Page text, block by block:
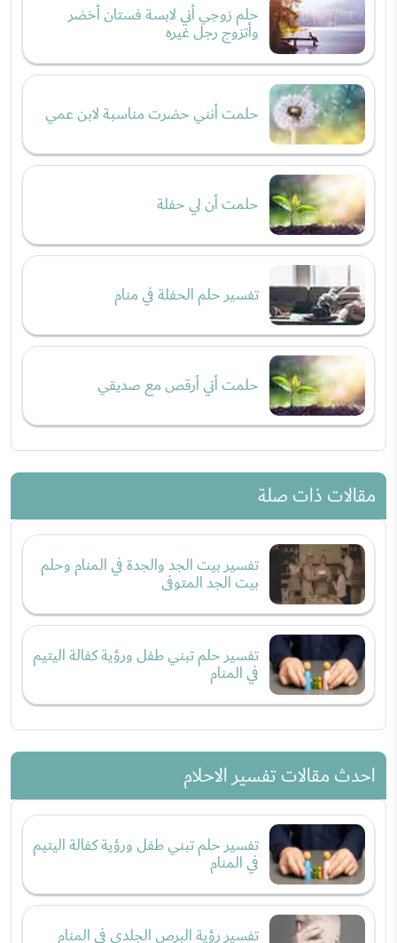
حلم زوجي أني لابسة فستان أخضر
وأتزوج رجل غيره
حلمت أنني حضرت مناسبة لابن عمي
حلمت أن لي حفلة
تفسير حلم الحفلة في منام
حلمت أني أرقص مع صديقي
مقالات ذات صلة
تفسير بيت الجد والجدة في المنام وحلم
بيت الجد المتوفى
تفسير حلم تبني طفل ورؤية كفالة اليتيم
في المنام
احدث مقالات تفسير الاحلام
تفسير حلم تبني طفل ورؤية كفالة اليتيم
في المنام
تفسير رؤية البرص الجلدي في المنام